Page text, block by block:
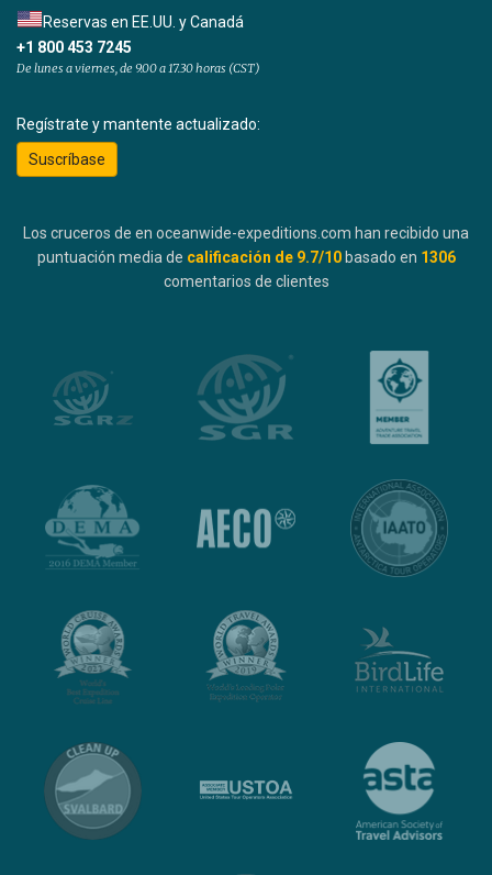
Reservas en EE.UU. y Canadá
+1 800 453 7245
De lunes a viernes, de 9.00 a 17.30 horas (CST)
Regístrate y mantente actualizado:
Suscríbase
Los cruceros de en oceanwide-expeditions.com han recibido una
puntuación media de calificación de 9.7/10 basado en 1306
comentarios de clientes